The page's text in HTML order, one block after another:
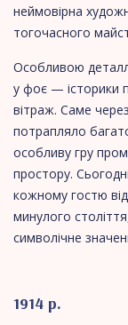
неймовірна
тогочасного
​Особливою
у фоє — історики
вітраж. Саме
потрапляло
особливу гру
простору.
кожному гостю
минулого
символічне
1914 р.